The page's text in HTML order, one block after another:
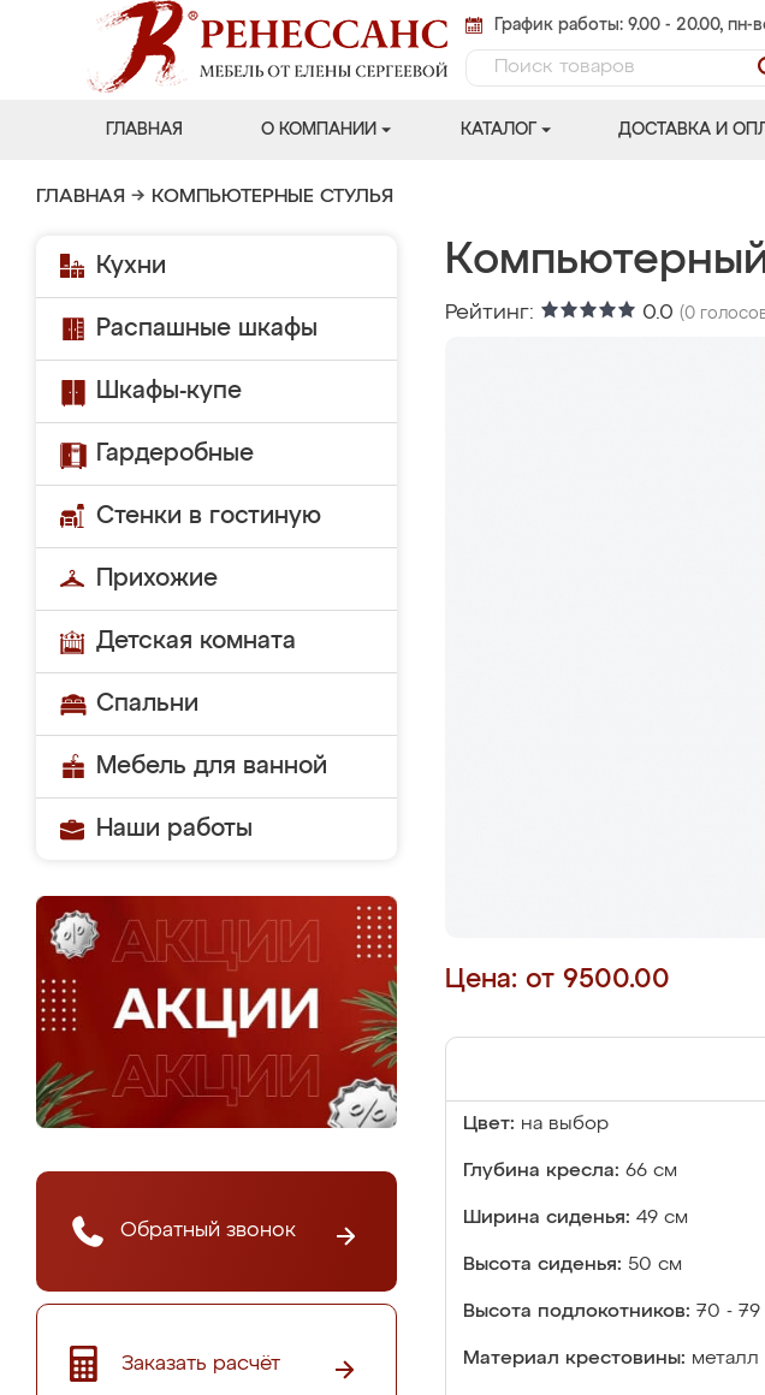
График работы: 9.00 - 20.00, пн-
ГЛАВНАЯ О КОМПАНИИ КАТАЛОГ ДОСТАВКА И
ГЛАВНАЯ → КОМПЬЮТЕРНЫЕ СТУЛЬЯ
Кухни
Распашные шкафы
Шкафы-купе
Гардеробные
Стенки в гостиную
Прихожие
Детская комната
Спальни
Мебель для ванной
Наши работы
Обратный звонок
Заказать расчёт
Рейтинг: 0.0 (0
Цена: от 9500.00
Цвет: на выбор
Глубина кресла: 66 см
Ширина сиденья: 49 см
Высота сиденья: 50 см
Высота подлокотников: 70 - 79
Материал крестовины: металл